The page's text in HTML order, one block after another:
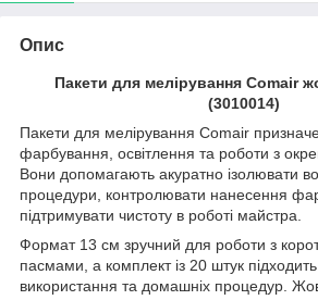
Опис
Пакети для мелірування Comair
(3010014)
Пакети для мелірування Comair
фарбування, освітлення та роботи з
Вони допомагають акуратно ізолювати
процедури, контролювати нанесення
підтримувати чистоту в роботі майстра.
Формат 13 см зручний для роботи з
пасмами, а комплект із 20 штук
використання та домашніх процедур.